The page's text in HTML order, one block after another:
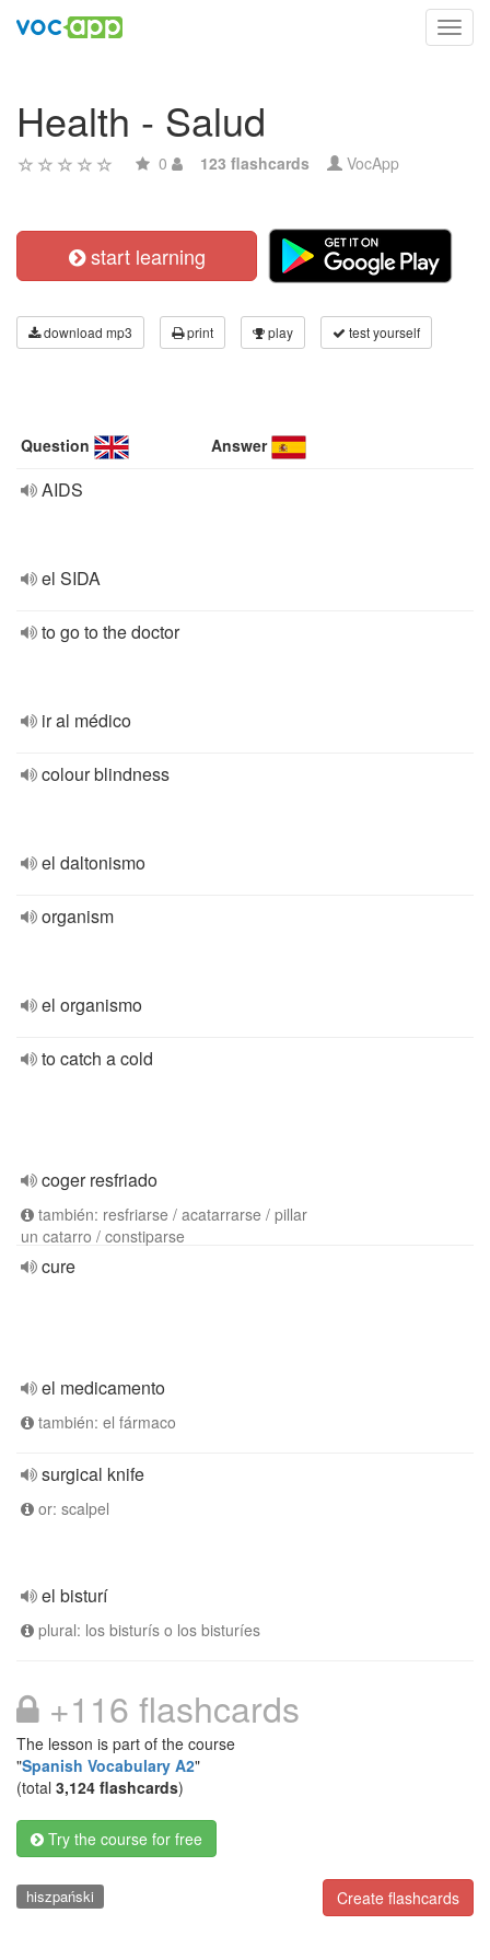
Health - Salud
0 123 flashcards VocApp
start learning
download mp3 print play test yourself
Question Answer
AIDS
el SIDA
to go to the doctor
ir al médico
colour blindness
el daltonismo
organism
el organismo
to catch a cold
coger resfriado
también: resfriarse / acatarrarse / pillar
un catarro / constiparse
cure
el medicamento
también: el fármaco
surgical knife
or: scalpel
el bisturí
plural: los bisturís o los bisturíes
+116 flashcards
The lesson is part of the course
"Spanish Vocabulary A2"
(total 3,124 flashcards)
Try the course for free
Create flashcards
hiszpański